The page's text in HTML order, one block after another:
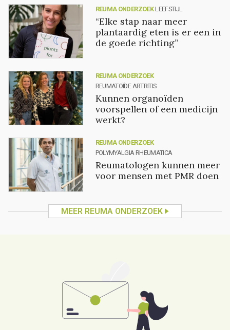
REUMA ONDERZOEK LEEFSTIJL
“Elke stap naar meer
plantaardig eten is er een in
de goede richting”
REUMA ONDERZOEK
REUMATOÏDE ARTRITIS
Kunnen organoïden
voorspellen of een medicijn
werkt?
REUMA ONDERZOEK
POLYMYALGIA RHEUMATICA
Reumatologen kunnen meer
voor mensen met PMR doen
MEER REUMA ONDERZOEK